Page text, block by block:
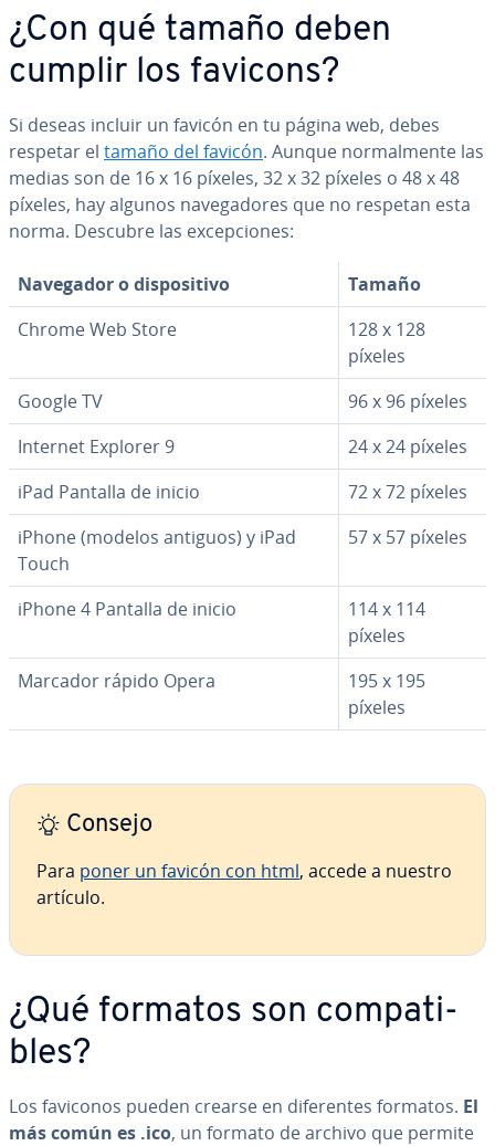
¿Con qué tamaño deben
cumplir los favicons?
Si deseas incluir un favicón en tu página web, debes
respetar el tamaño del favicón. Aunque no­r­ma­l­me­n­te las
medias son de 16 x 16 píxeles, 32 x 32 píxeles o 48 x 48
píxeles, hay algunos na­ve­ga­do­res que no respetan esta
norma. Descubre las ex­ce­p­cio­nes:
Navegador o di­s­po­si­ti­vo
Tamaño
Chrome Web Store
128 x 128
píxeles
Google TV
96 x 96 píxeles
Internet Explorer 9
24 x 24 píxeles
iPad Pantalla de inicio
72 x 72 píxeles
iPhone (modelos antiguos) y iPad
Touch
57 x 57 píxeles
iPhone 4 Pantalla de inicio
114 x 114
píxeles
Marcador rápido Opera
195 x 195
píxeles
Consejo
Para poner un favicón con html, accede a nuestro
artículo.
¿Qué formatos son co­m­pa­ti­
bles?
Los faviconos pueden crearse en di­fe­re­n­tes formatos. El
más común es .ico, un formato de archivo que permite